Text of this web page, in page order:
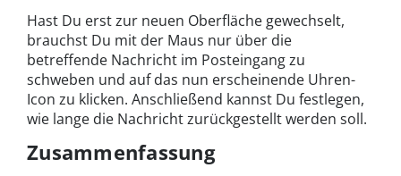
Hast Du erst zur neuen Oberfläche gewechselt,
brauchst Du mit der Maus nur über die
betreffende Nachricht im Posteingang zu
schweben und auf das nun erscheinende Uhren-
Icon zu klicken. Anschließend kannst Du festlegen,
wie lange die Nachricht zurückgestellt werden soll.
Zusammenfassung